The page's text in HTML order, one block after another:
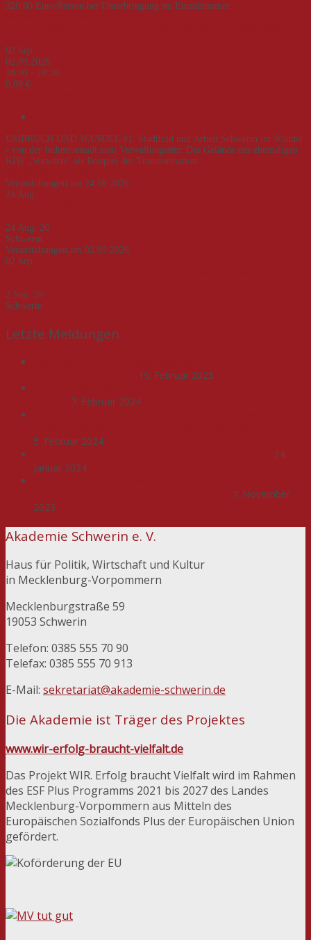
320,00 Euro/Person bei Unterbringung im Einzelzimmer
02 Sep.
02.09.2026
18:00 - 19:30
0,00 €
UMBRUCH UND WANDEL #1: Stadtbild und Arbeit Schwerin im Wandel
- von der Industriestadt zum Verwaltungssitz: Das Gelände des ehemaligen
KIW „Vorwärts“ als Beispiel der Transformation
Veranstaltungen am 24.08.2026
24 Aug.
24 Aug. 26
Schwerin
Veranstaltungen am 02.09.2026
02 Sep.
2 Sep. 26
Schwerin
Letzte Meldungen
19. Februar 2025
7. Februar 2024
5. Februar 2024
24.
Januar 2024
7. November
2023
Akademie Schwerin e. V.
Haus für Politik, Wirtschaft und Kultur
in Mecklenburg-Vorpommern
Mecklenburgstraße 59
19053 Schwerin
Telefon: 0385 555 70 90
Telefax: 0385 555 70 913
E-Mail: sekretariat@akademie-schwerin.de
Die Akademie ist Träger des Projektes
www.wir-erfolg-braucht-vielfalt.de
Das Projekt WIR. Erfolg braucht Vielfalt wird im Rahmen
des ESF Plus Programms 2021 bis 2027 des Landes
Mecklenburg-Vorpommern aus Mitteln des
Europäischen Sozialfonds Plus der Europäischen Union
gefördert.